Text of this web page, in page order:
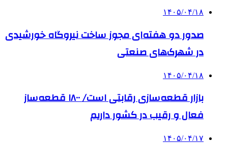
۱۴۰۵/۰۴/۱۸
صدور دو هفته‌ای مجوز ساخت نیروگاه خورشیدی
در شهرک‌های صنعتی
۱۴۰۵/۰۴/۱۸
بازار قطعه‌سازی رقابتی است/ ۱۸۰۰ قطعه‌ساز
فعال و رقیب در کشور داریم
۱۴۰۵/۰۴/۱۷